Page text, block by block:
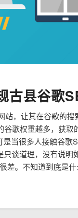
古县谷歌
，让其在谷歌的
歌权重越多，获
当很多人接触谷
谈道理，没有说
差。不知道到底是